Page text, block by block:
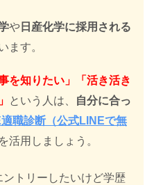
や 日産化学に採用される
ます。
を知りたい」「活き活き
という人は、
自分に合っ
適職診断（公式LINEで無
活用しましょう。
トリーしたいけど学歴